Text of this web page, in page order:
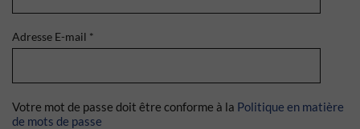
Adresse E-mail *
Votre mot de passe doit être conforme à la Politique en matière
de mots de passe